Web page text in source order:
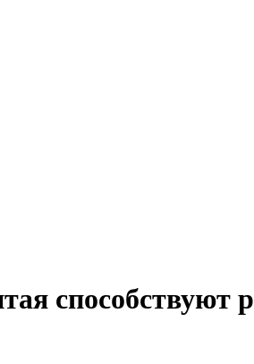
способствуют